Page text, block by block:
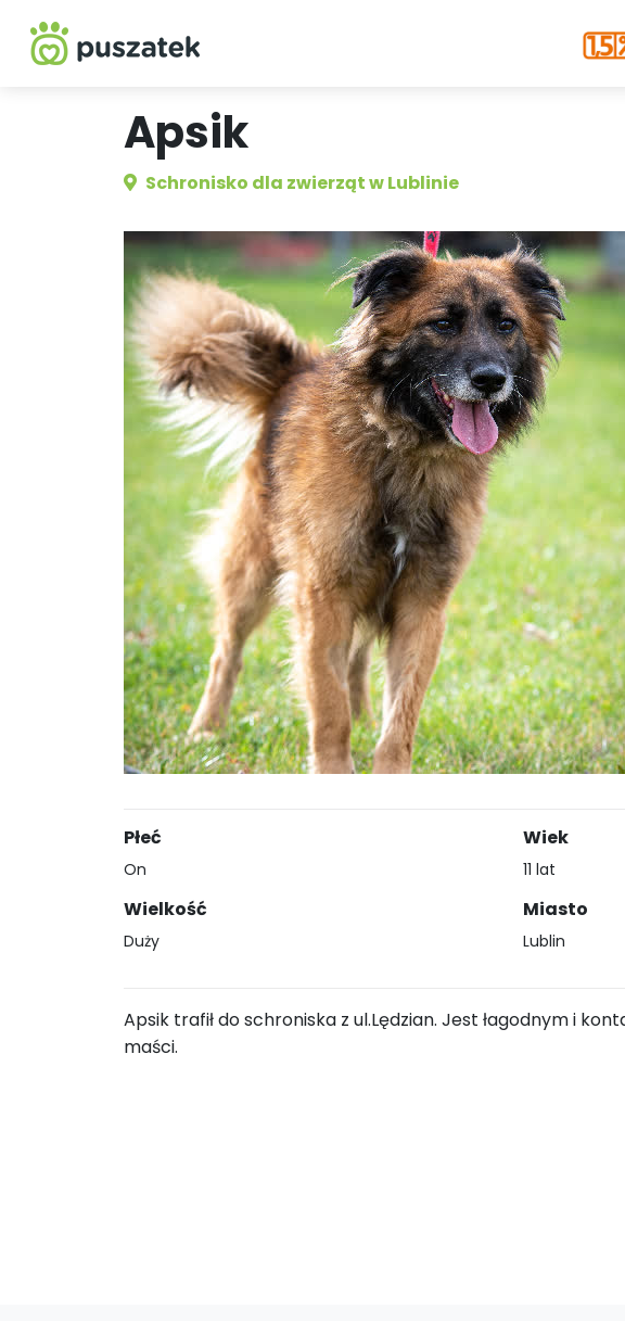
Apsik
Schronisko dla zwierząt w Lublinie
Płeć
On
Wielkość
Duży
Wiek
11 lat
Miasto
Lublin
Apsik trafił do schroniska z ul.Lędzian. Jest łagodnym i
maści.